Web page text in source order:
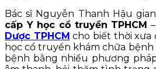
Bác sĩ Nguyễn Thanh Hậu
cấp Y học cổ truyền TPHCM
Dược TPHCM cho biết thời xưa
học cổ truyền khám chữa
bệnh bằng nhiều phương